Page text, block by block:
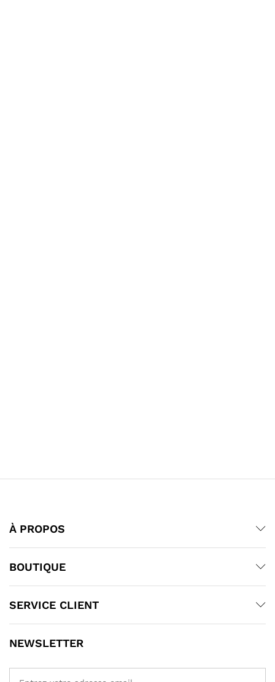
À PROPOS
BOUTIQUE
SERVICE CLIENT
NEWSLETTER